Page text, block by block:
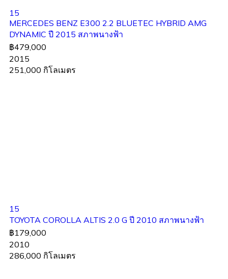
15
MERCEDES BENZ E300 2.2 BLUETEC HYBRID AMG
DYNAMIC ปี 2015 สภาพนางฟ้า
฿479,000
2015
251,000 กิโลเมตร
15
TOYOTA COROLLA ALTIS 2.0 G ปี 2010 สภาพนางฟ้า
฿179,000
2010
286,000 กิโลเมตร